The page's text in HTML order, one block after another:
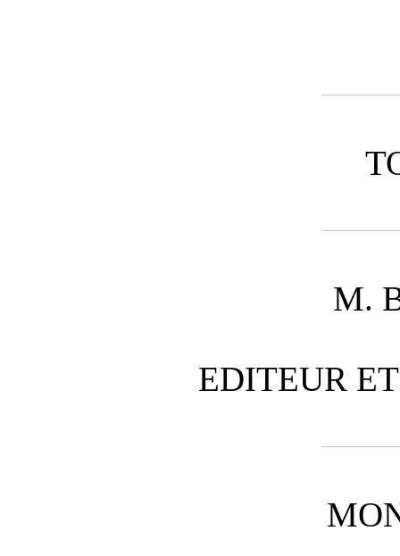
M.
EDITEUR